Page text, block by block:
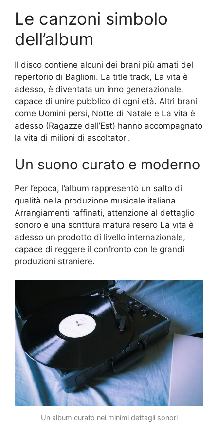
Le canzoni simbolo
dell’album
Il disco contiene alcuni dei brani più amati del
repertorio di Baglioni. La title track, La vita è
adesso, è diventata un inno generazionale,
capace di unire pubblico di ogni età. Altri brani
come Uomini persi, Notte di Natale e La vita è
adesso (Ragazze dell’Est) hanno accompagnato
la vita di milioni di ascoltatori.
Un suono curato e moderno
Per l’epoca, l’album rappresentò un salto di
qualità nella produzione musicale italiana.
Arrangiamenti raffinati, attenzione al dettaglio
sonoro e una scrittura matura resero La vita è
adesso un prodotto di livello internazionale,
capace di reggere il confronto con le grandi
produzioni straniere.
Un album curato nei minimi dettagli sonori